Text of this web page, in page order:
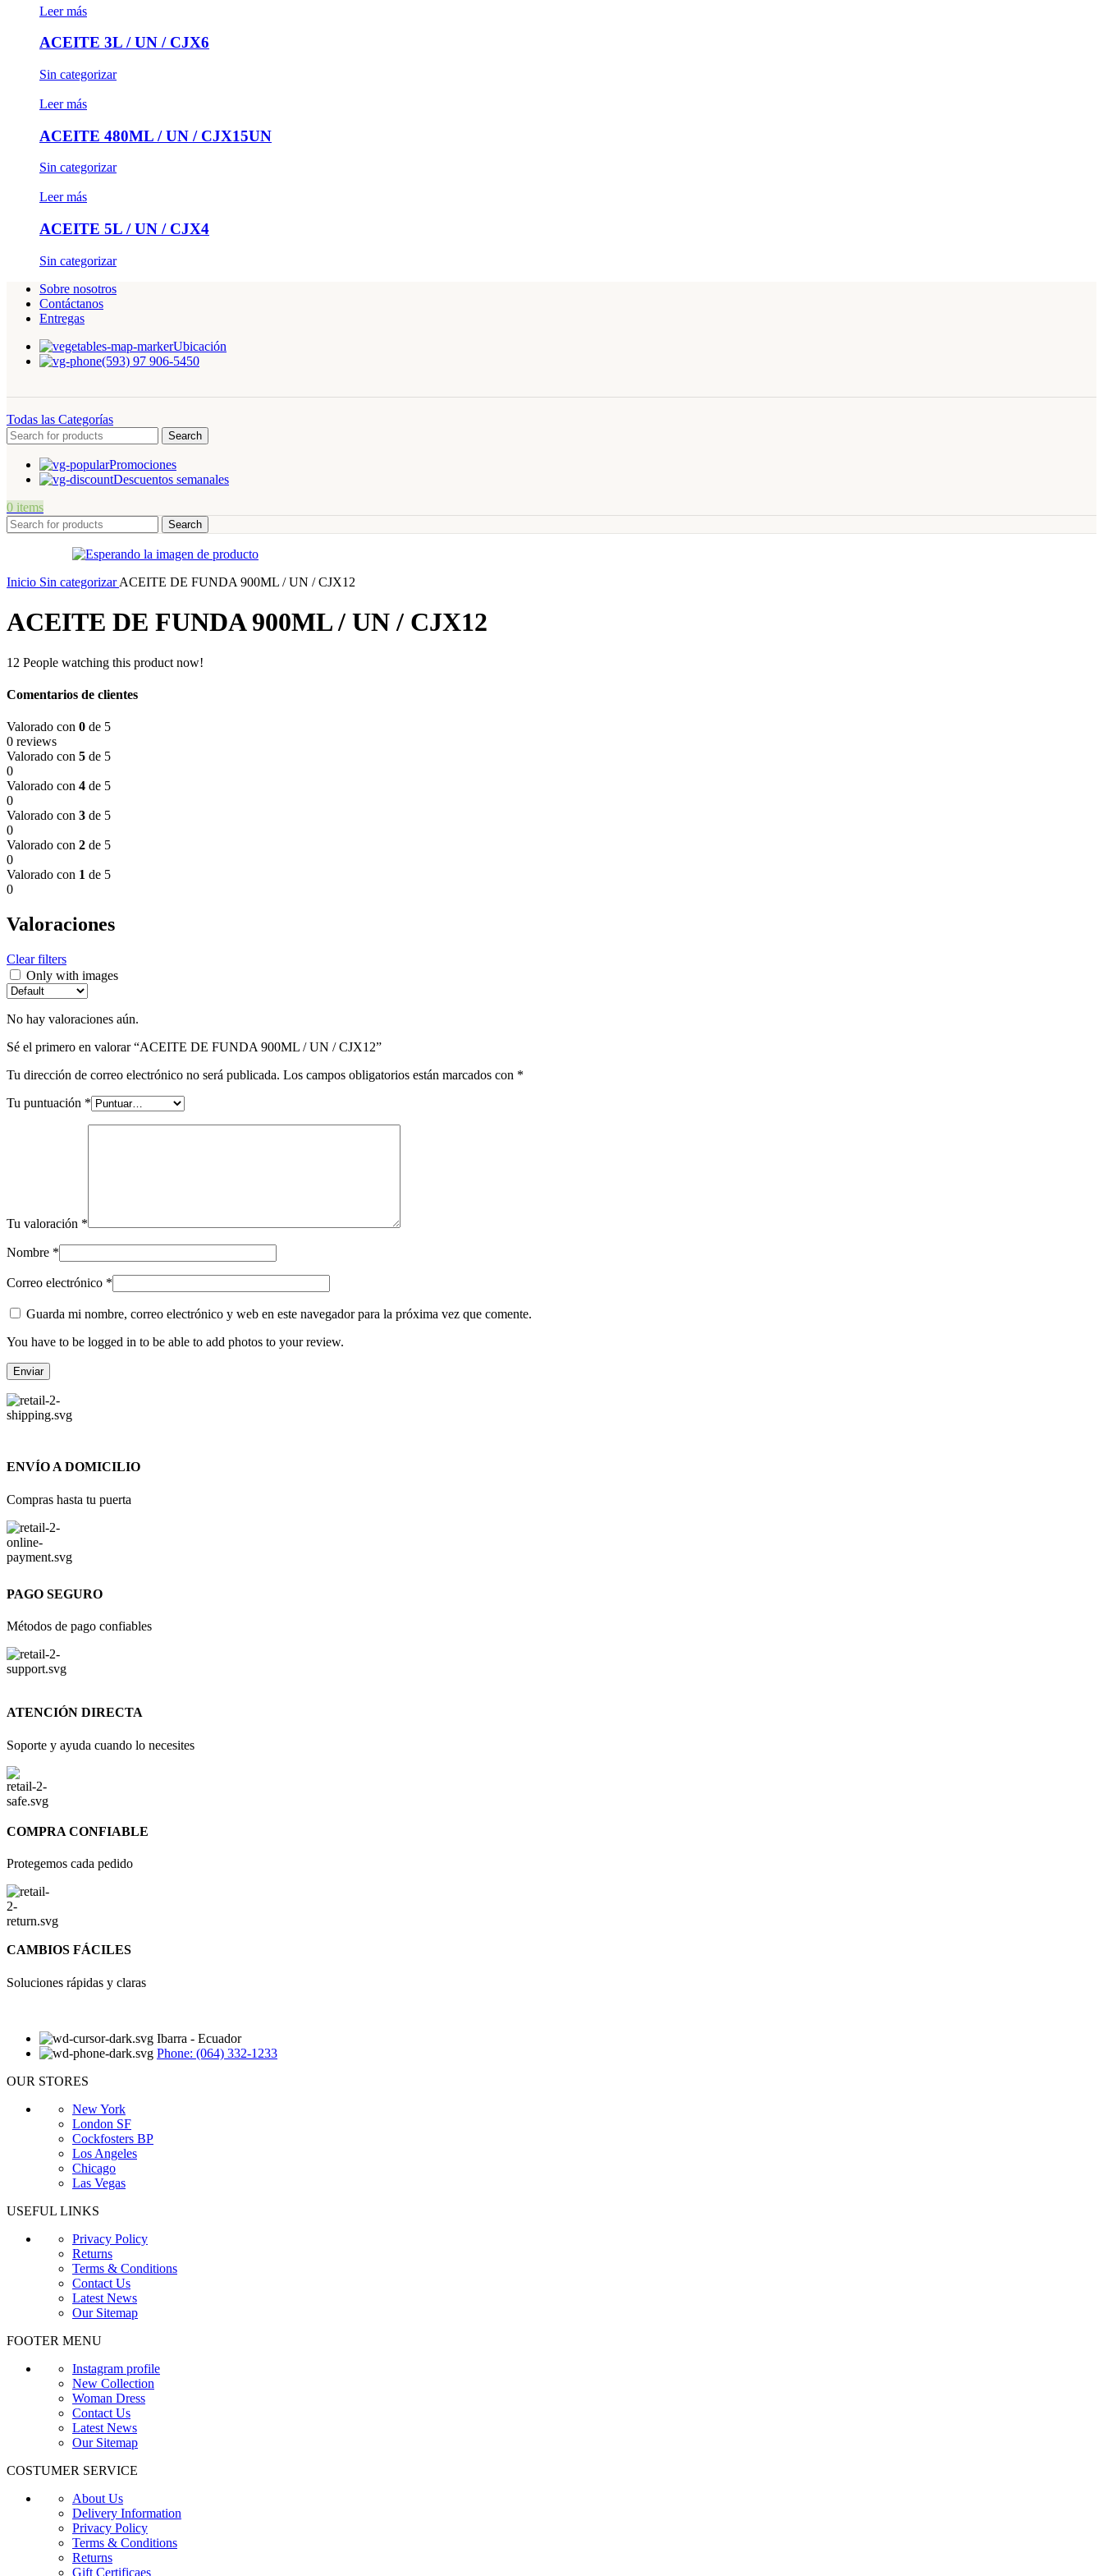
Leer más
ACEITE 3L / UN / CJX6
Sin categorizar
Leer más
ACEITE 480ML / UN / CJX15UN
Sin categorizar
Leer más
ACEITE 5L / UN / CJX4
Sin categorizar
Sobre nosotros
Contáctanos
Entregas
Ubicación
(593) 97 906-5450
Todas las Categorías
Search
Promociones
Descuentos semanales
0 items
Search
Inicio Sin categorizarACEITE DE FUNDA 900ML / UN / CJX12
ACEITE DE FUNDA 900ML / UN / CJX12
12 People watching this product now!
Comentarios de clientes
Valorado con 0 de 5
0 reviews
Valorado con 5 de 5
0
Valorado con 4 de 5
0
Valorado con 3 de 5
0
Valorado con 2 de 5
0
Valorado con 1 de 5
0
Valoraciones
Clear filters
Only with images
No hay valoraciones aún.
Sé el primero en valorar “ACEITE DE FUNDA 900ML / UN / CJX12”
Tu dirección de correo electrónico no será publicada. Los campos obligatorios están marcados con *
Tu puntuación *
Tu valoración *
Nombre *
Correo electrónico *
Guarda mi nombre, correo electrónico y web en este navegador para la próxima vez que comente.
You have to be logged in to be able to add photos to your review.
ENVÍO A DOMICILIO
Compras hasta tu puerta
PAGO SEGURO
Métodos de pago confiables
ATENCIÓN DIRECTA
Soporte y ayuda cuando lo necesites
COMPRA CONFIABLE
Protegemos cada pedido
CAMBIOS FÁCILES
Soluciones rápidas y claras
Ibarra - Ecuador
Phone: (064) 332-1233
OUR STORES
New York
London SF
Cockfosters BP
Los Angeles
Chicago
Las Vegas
USEFUL LINKS
Privacy Policy
Returns
Terms & Conditions
Contact Us
Latest News
Our Sitemap
FOOTER MENU
Instagram profile
New Collection
Woman Dress
Contact Us
Latest News
Our Sitemap
COSTUMER SERVICE
About Us
Delivery Information
Privacy Policy
Terms & Conditions
Returns
Gift Certificaes